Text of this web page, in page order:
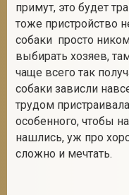
примут, это будет
тоже пристройство
собаки просто
выбирать хозяев,
чаще всего так
собаки зависли
трудом
особенного, чтобы
нашлись, уж про
сложно и мечтать.